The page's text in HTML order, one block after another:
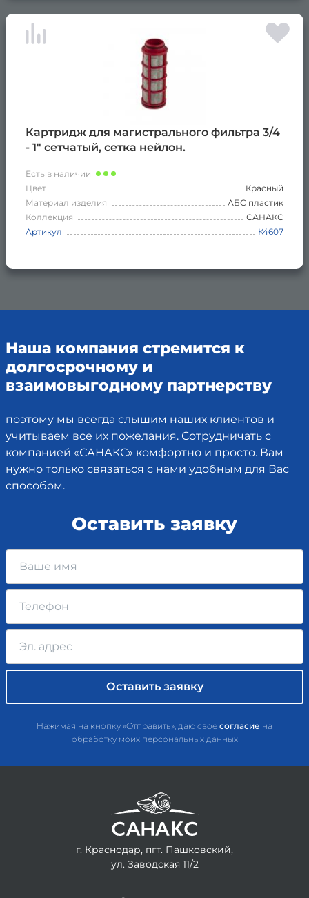
Картридж для магистрального фильтра 3/4
- 1" сетчатый, сетка нейлон.
Есть в наличии
Цвет
Красный
Материал изделия
АБС пластик
Коллекция
САНАКС
Артикул
К4607
Наша компания стремится к
долгосрочному и
взаимовыгодному партнерству
поэтому мы всегда слышим наших клиентов и
учитываем все их пожелания. Сотрудничать с
компанией «САНАКС» комфортно и просто. Вам
нужно только связаться с нами удобным для Вас
способом.
Оставить заявку
Нажимая на кнопку «Отправить», даю свое согласие на
обработку моих персональных данных
г. Краснодар, пгт. Пашковский,
ул. Заводская 11/2